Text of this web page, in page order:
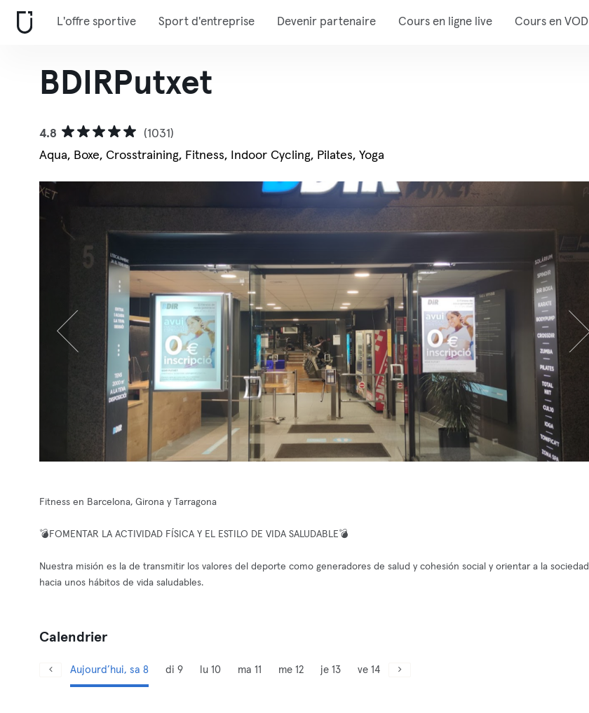
L'offre sportive Sport d'entreprise Devenir partenaire Cours en ligne live Cours en VOD
BDIRPutxet
4.8
(1031)
Aqua, Boxe, Crosstraining, Fitness, Indoor Cycling, Pilates, Yoga
Fitness en Barcelona, Girona y Tarragona
💣FOMENTAR LA ACTIVIDAD FÍSICA Y EL ESTILO DE VIDA SALUDABLE💣
Nuestra misión es la de transmitir los valores del deporte como generadores de salud y cohesión social y orientar a la sociedad
hacia unos hábitos de vida saludables.
Calendrier
Aujourd’hui, sa 8 di 9 lu 10 ma 11 me 12 je 13 ve 14